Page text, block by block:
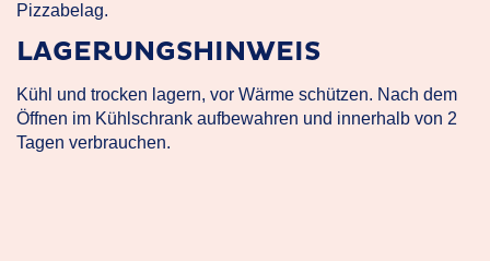
Pizzabelag.
LAGERUNGSHINWEIS
Kühl und trocken lagern, vor Wärme schützen. Nach dem
Öffnen im Kühlschrank aufbewahren und innerhalb von 2
Tagen verbrauchen.